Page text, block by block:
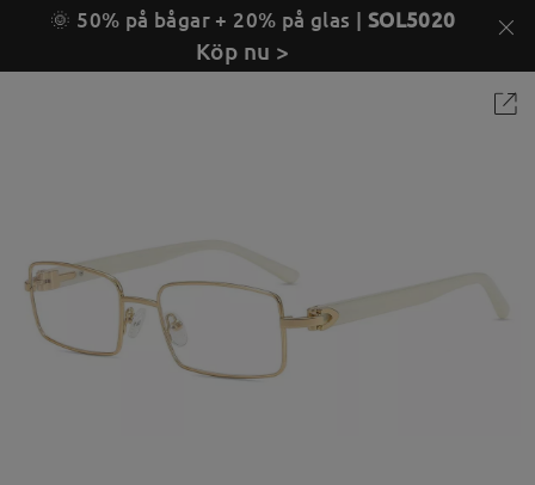
🌞 50% på bågar + 20% på glas | SOL5020
Köp nu >